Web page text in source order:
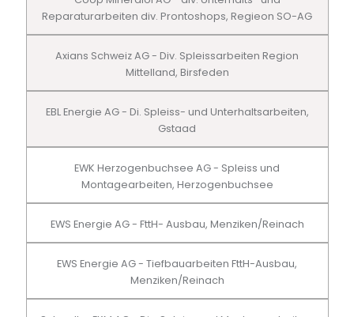
Reparaturarbeiten div. Prontoshops, Regieon SO-AG
Axians Schweiz AG - Div. Spleissarbeiten Region
Mittelland, Birsfeden
EBL Energie AG - Di. Spleiss- und Unterhaltsarbeiten,
Gstaad
EWK Herzogenbuchsee AG - Spleiss und
Montagearbeiten, Herzogenbuchsee
EWS Energie AG - FttH- Ausbau, Menziken/Reinach
EWS Energie AG - Tiefbauarbeiten FttH-Ausbau,
Menziken/Reinach